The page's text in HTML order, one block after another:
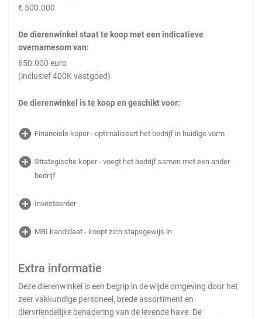
€ 500.000
De dierenwinkel staat te koop met een indicatieve
overnamesom van:
650.000 euro
(inclusief 400K vastgoed)
De dierenwinkel is te koop en geschikt voor:
add_circle Financiële koper - optimaliseert het bedrijf in huidige vorm
add_circle Strategische koper - voegt het bedrijf samen met een ander
bedrijf
add_circle Investeerder
add_circle MBI kandidaat - koopt zich stapsgewijs in
Extra informatie
Deze dierenwinkel is een begrip in de wijde omgeving door het
zeer vakkundige personeel, brede assortiment en
diervriendelijke benadering van de levende have. De